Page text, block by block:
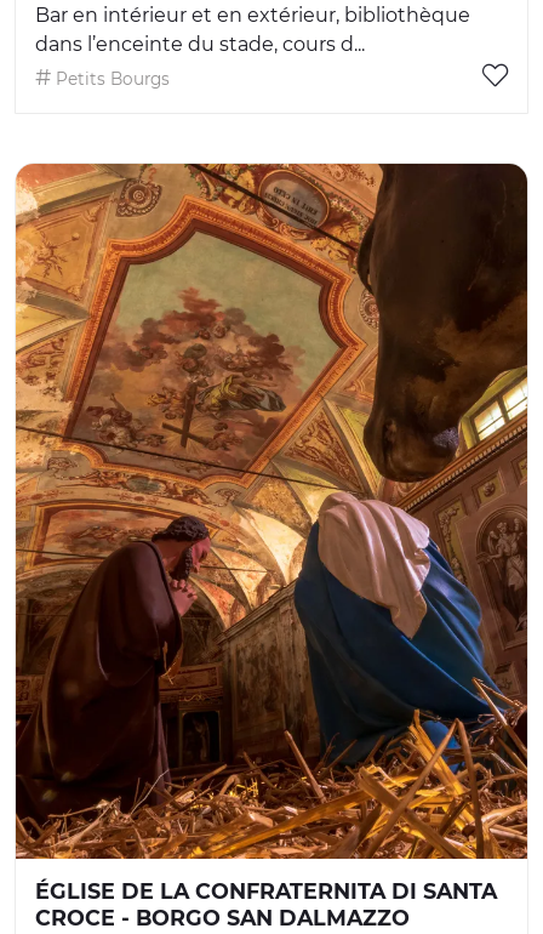
Bar en intérieur et en extérieur, bibliothèque
dans l’enceinte du stade, cours d...
Petits Bourgs
ÉGLISE DE LA CONFRATERNITA DI SANTA
CROCE - BORGO SAN DALMAZZO